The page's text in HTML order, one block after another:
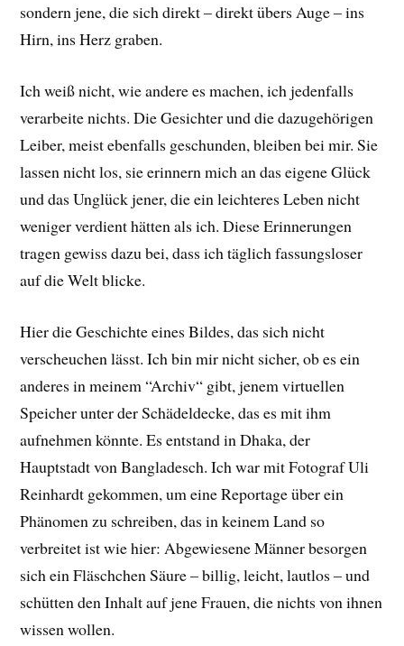
sondern jene, die sich direkt – direkt übers Auge – ins
Hirn, ins Herz graben.
Ich weiß nicht, wie andere es machen, ich jedenfalls
verarbeite nichts. Die Gesichter und die dazugehörigen
Leiber, meist ebenfalls geschunden, bleiben bei mir. Sie
lassen nicht los, sie erinnern mich an das eigene Glück
und das Unglück jener, die ein leichteres Leben nicht
weniger verdient hätten als ich. Diese Erinnerungen
tragen gewiss dazu bei, dass ich täglich fassungsloser
auf die Welt blicke.
Hier die Geschichte eines Bildes, das sich nicht
verscheuchen lässt. Ich bin mir nicht sicher, ob es ein
anderes in meinem “Archiv“ gibt, jenem virtuellen
Speicher unter der Schädeldecke, das es mit ihm
aufnehmen könnte. Es entstand in Dhaka, der
Hauptstadt von Bangladesch. Ich war mit Fotograf Uli
Reinhardt gekommen, um eine Reportage über ein
Phänomen zu schreiben, das in keinem Land so
verbreitet ist wie hier: Abgewiesene Männer besorgen
sich ein Fläschchen Säure – billig, leicht, lautlos – und
schütten den Inhalt auf jene Frauen, die nichts von ihnen
wissen wollen.